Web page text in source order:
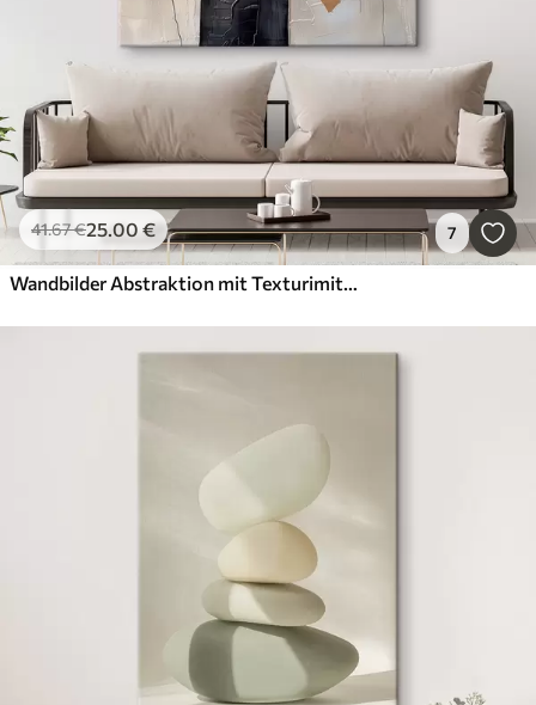
41.67€25.00 € 7
Wandbilder Abstraktion mit Texturimitation